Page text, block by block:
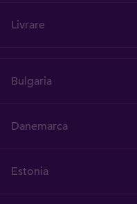
Livrare
Bulgaria
Danemarca
Estonia